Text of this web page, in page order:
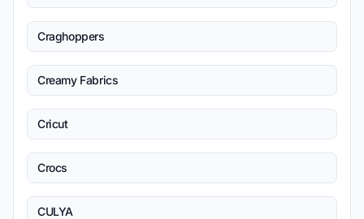
Craghoppers
Creamy Fabrics
Cricut
Crocs
CULYA